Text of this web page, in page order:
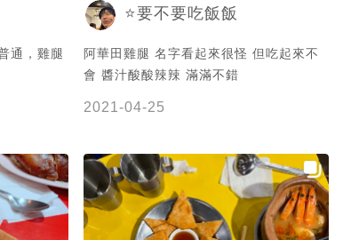
通，雞腿
⭐️要不要吃飯飯
阿華田雞腿 名字看起來很怪 但吃起來不
會 醬汁酸酸辣辣 滿滿不錯
2021-04-25